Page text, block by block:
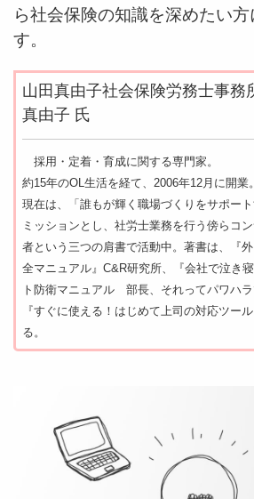
ら社会保険の知識を深めたい
す。
山田真由子社会保険労務士
真由子 氏
採用・定着・育成に関する専門家。
約15年のOL生活を経て、2006年12月に開業。
現在は、「誰もが輝く職場づくりをサポー
ミッションとし、社労士業務を行う傍らコ
者という三つの肩書で活動中。著書は、『
全マニュアル』C&R研究所、『会社で泣き
ト防衛マニュアル 部長、それってパワハラ
『すぐに使える！はじめて上司の対応ツー
る。